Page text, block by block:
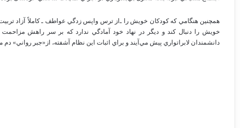
همچنين‌ هنگامي‌ كه‌ كودكان‌ خويش‌ را ـاز ترس‌ واپس‌ زدگي‌ عواطف‌ ـ كاملاً آزاد
خويش‌ را دنبال‌ كند و ديگر در نهاد خود آمادگي‌ ندارد كه‌ بر سر راهش‌
دانشمندان‌ لابراتواري‌ پيش‌ مي‌آيند و براي‌ اثبات‌ اين‌ نظام‌ آشفته‌، از«جبر رواني‌» دم‌